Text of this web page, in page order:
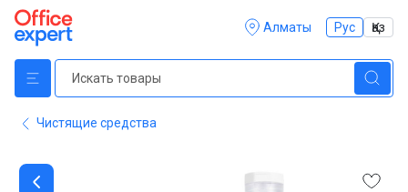
Алматы Рус Қаз
Чистящие средства